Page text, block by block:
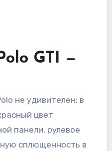
GTI —
не удивителен: в
цвет
панели, рулевое
сплющенность в